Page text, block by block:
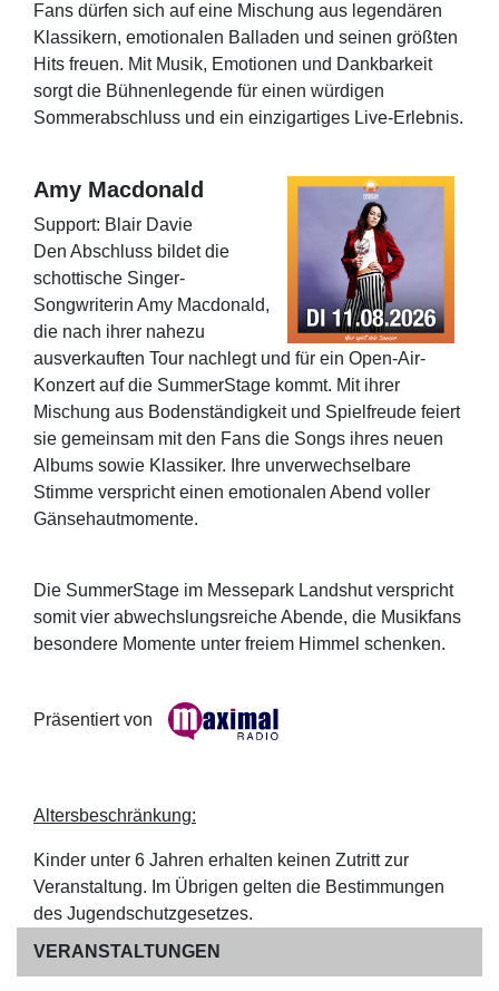
Fans dürfen sich auf eine Mischung aus legendären
Klassikern, emotionalen Balladen und seinen größten
Hits freuen. Mit Musik, Emotionen und Dankbarkeit
sorgt die Bühnenlegende für einen würdigen
Sommerabschluss und ein einzigartiges Live-Erlebnis.
Amy Macdonald
Support: Blair Davie
Den Abschluss bildet die
schottische Singer-
Songwriterin Amy Macdonald,
die nach ihrer nahezu
ausverkauften Tour nachlegt und für ein Open-Air-
Konzert auf die SummerStage kommt. Mit ihrer
Mischung aus Bodenständigkeit und Spielfreude feiert
sie gemeinsam mit den Fans die Songs ihres neuen
Albums sowie Klassiker. Ihre unverwechselbare
Stimme verspricht einen emotionalen Abend voller
Gänsehautmomente.
Die SummerStage im Messepark Landshut verspricht
somit vier abwechslungsreiche Abende, die Musikfans
besondere Momente unter freiem Himmel schenken.
Präsentiert von
Altersbeschränkung:
Kinder unter 6 Jahren erhalten keinen Zutritt zur
Veranstaltung. Im Übrigen gelten die Bestimmungen
des Jugendschutzgesetzes.
VERANSTALTUNGEN